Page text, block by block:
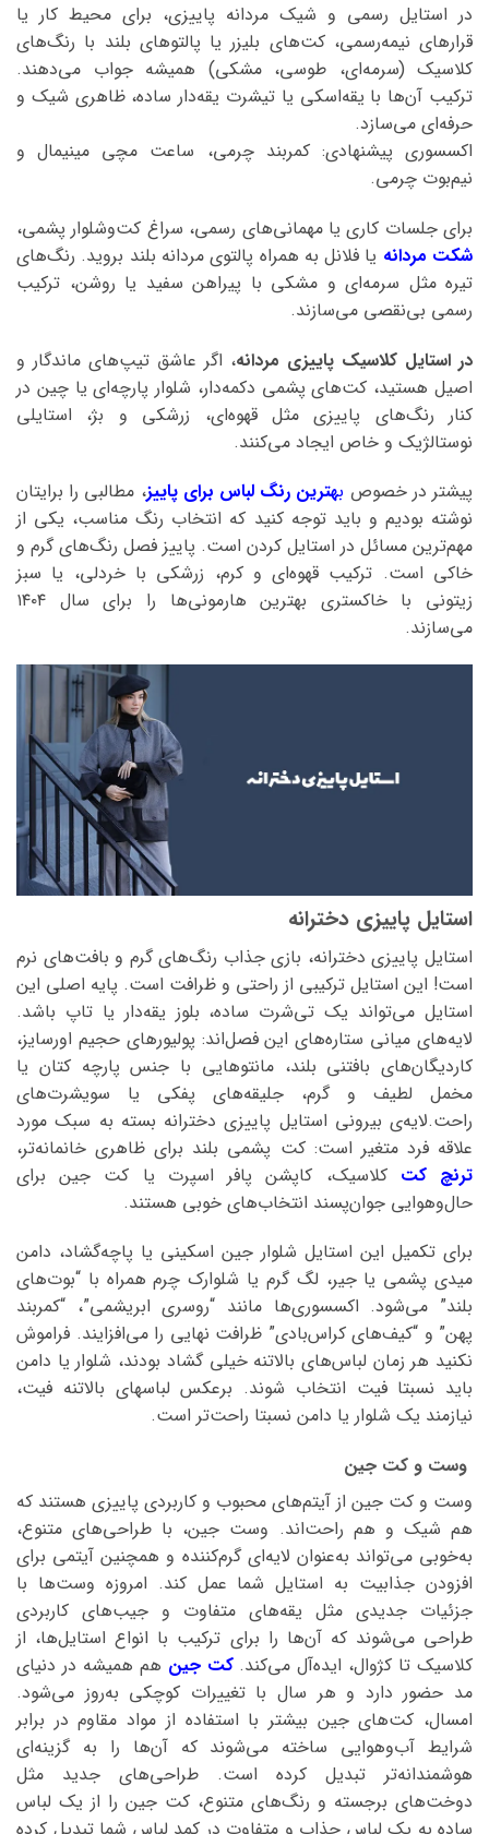
در استایل رسمی و شیک مردانه پاییزی، برای محیط کار یا
قرارهای نیمه‌رسمی، کت‌های بلیزر یا پالتوهای بلند با رنگ‌های
کلاسیک (سرمه‌ای، طوسی، مشکی) همیشه جواب می‌دهند.
ترکیب آن‌ها با یقه‌اسکی یا تیشرت یقه‌دار ساده، ظاهری شیک و
حرفه‌ای می‌سازد.
اکسسوری پیشنهادی: کمربند چرمی، ساعت مچی مینیمال و
نیم‌بوت چرمی.
برای جلسات کاری یا مهمانی‌های رسمی، سراغ کت‌وشلوار پشمی،
شکت مردانه یا فلانل به همراه پالتوی مردانه بلند بروید. رنگ‌های
تیره مثل سرمه‌ای و مشکی با پیراهن سفید یا روشن، ترکیب
رسمی بی‌نقصی می‌سازند.
در استایل کلاسیک پاییزی مردانه، اگر عاشق تیپ‌های ماندگار و
اصیل هستید، کت‌های پشمی دکمه‌دار، شلوار پارچه‌ای یا چین در
کنار رنگ‌های پاییزی مثل قهوه‌ای، زرشکی و بژ، استایلی
نوستالژیک و خاص ایجاد می‌کنند.
پیشتر در خصوص بهترین رنگ لباس برای پاییز، مطالبی را برایتان
نوشته بودیم و باید توجه کنید که انتخاب رنگ مناسب، یکی از
مهم‌ترین مسائل در استایل کردن است. پاییز فصل رنگ‌های گرم و
خاکی است. ترکیب قهوه‌ای و کرم، زرشکی با خردلی، یا سبز
زیتونی با خاکستری بهترین هارمونی‌ها را برای سال ۱۴۰۴
می‌سازند.
استایل پاییزی دخترانه
استایل پاییزی دخترانه، بازی جذاب رنگ‌های گرم و بافت‌های نرم
است! این استایل ترکیبی از راحتی و ظرافت است. پایه اصلی این
استایل می‌تواند یک تی‌شرت ساده، بلوز یقه‌دار یا تاپ باشد.
لایه‌های میانی ستاره‌های این فصل‌اند: پولیورهای حجیم اورسایز،
کاردیگان‌های بافتنی بلند، مانتوهایی با جنس پارچه کتان یا
مخمل لطیف و گرم، جلیقه‌های پفکی یا سویشرت‌های
راحت.لایه‌ی بیرونی استایل پاییزی دخترانه بسته به سبک مورد
علاقه فرد متغیر است: کت پشمی بلند برای ظاهری خانمانه‌تر،
ترنچ کت کلاسیک، کاپشن پافر اسپرت یا کت جین برای
حال‌وهوایی جوان‌پسند انتخاب‌های خوبی هستند.
برای تکمیل این استایل شلوار جین اسکینی یا پاچه‌گشاد، دامن
میدی پشمی یا جیر، لگ گرم یا شلوارک چرم همراه با “بوت‌های
بلند” می‌شود. اکسسوری‌ها مانند “روسری ابریشمی”، “کمربند
پهن” و “کیف‌های کراس‌بادی” ظرافت نهایی را می‌افزایند. فراموش
نکنید هر زمان لباس‌های بالاتنه خیلی گشاد بودند، شلوار یا دامن
باید نسبتا فیت انتخاب شوند. برعکس لباسهای بالاتنه فیت،
نیازمند یک شلوار یا دامن نسبتا راحت‌تر است.
وست و کت جین
وست و کت جین از آیتم‌های محبوب و کاربردی پاییزی هستند که
هم شیک و هم راحت‌اند. وست جین، با طراحی‌های متنوع،
به‌خوبی می‌تواند به‌عنوان لایه‌ای گرم‌کننده و همچنین آیتمی برای
افزودن جذابیت به استایل شما عمل کند. امروزه وست‌ها با
جزئیات جدیدی مثل یقه‌های متفاوت و جیب‌های کاربردی
طراحی می‌شوند که آن‌ها را برای ترکیب با انواع استایل‌ها، از
کلاسیک تا کژوال، ایده‌آل می‌کند.کت جین هم همیشه در دنیای
مد حضور دارد و هر سال با تغییرات کوچکی به‌روز می‌شود.
امسال، کت‌های جین بیشتر با استفاده از مواد مقاوم در برابر
شرایط آب‌وهوایی ساخته می‌شوند که آن‌ها را به گزینه‌ای
هوشمندانه‌تر تبدیل کرده است. طراحی‌های جدید مثل
دوخت‌های برجسته و رنگ‌های متنوع، کت جین را از یک لباس